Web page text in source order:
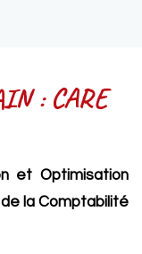
: CARE
et Optimisation
la Comptabilité